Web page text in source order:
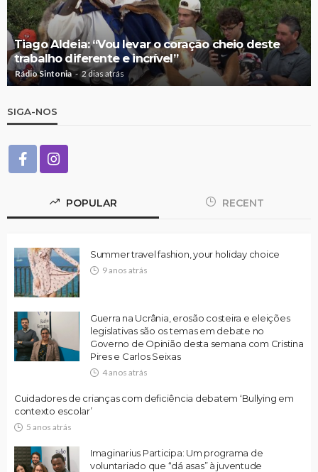
Tiago Aldeia: “Vou levar o coração cheio deste
trabalho diferente e incrível”
Rádio Sintonia 2 dias atrás
SIGA-NOS
POPULAR RECENT
Summer travel fashion, your holiday choice
9 anos atrás
Guerra na Ucrânia, erosão costeira e eleições
legislativas são os temas em debate no
Governo de Opinião desta semana com Cristina
Pires e Carlos Seixas
4 anos atrás
Cuidadores de crianças com deficiência debatem ‘Bullying em
contexto escolar’
5 anos atrás
Imaginarius Participa: Um programa de
voluntariado que “dá asas” à juventude